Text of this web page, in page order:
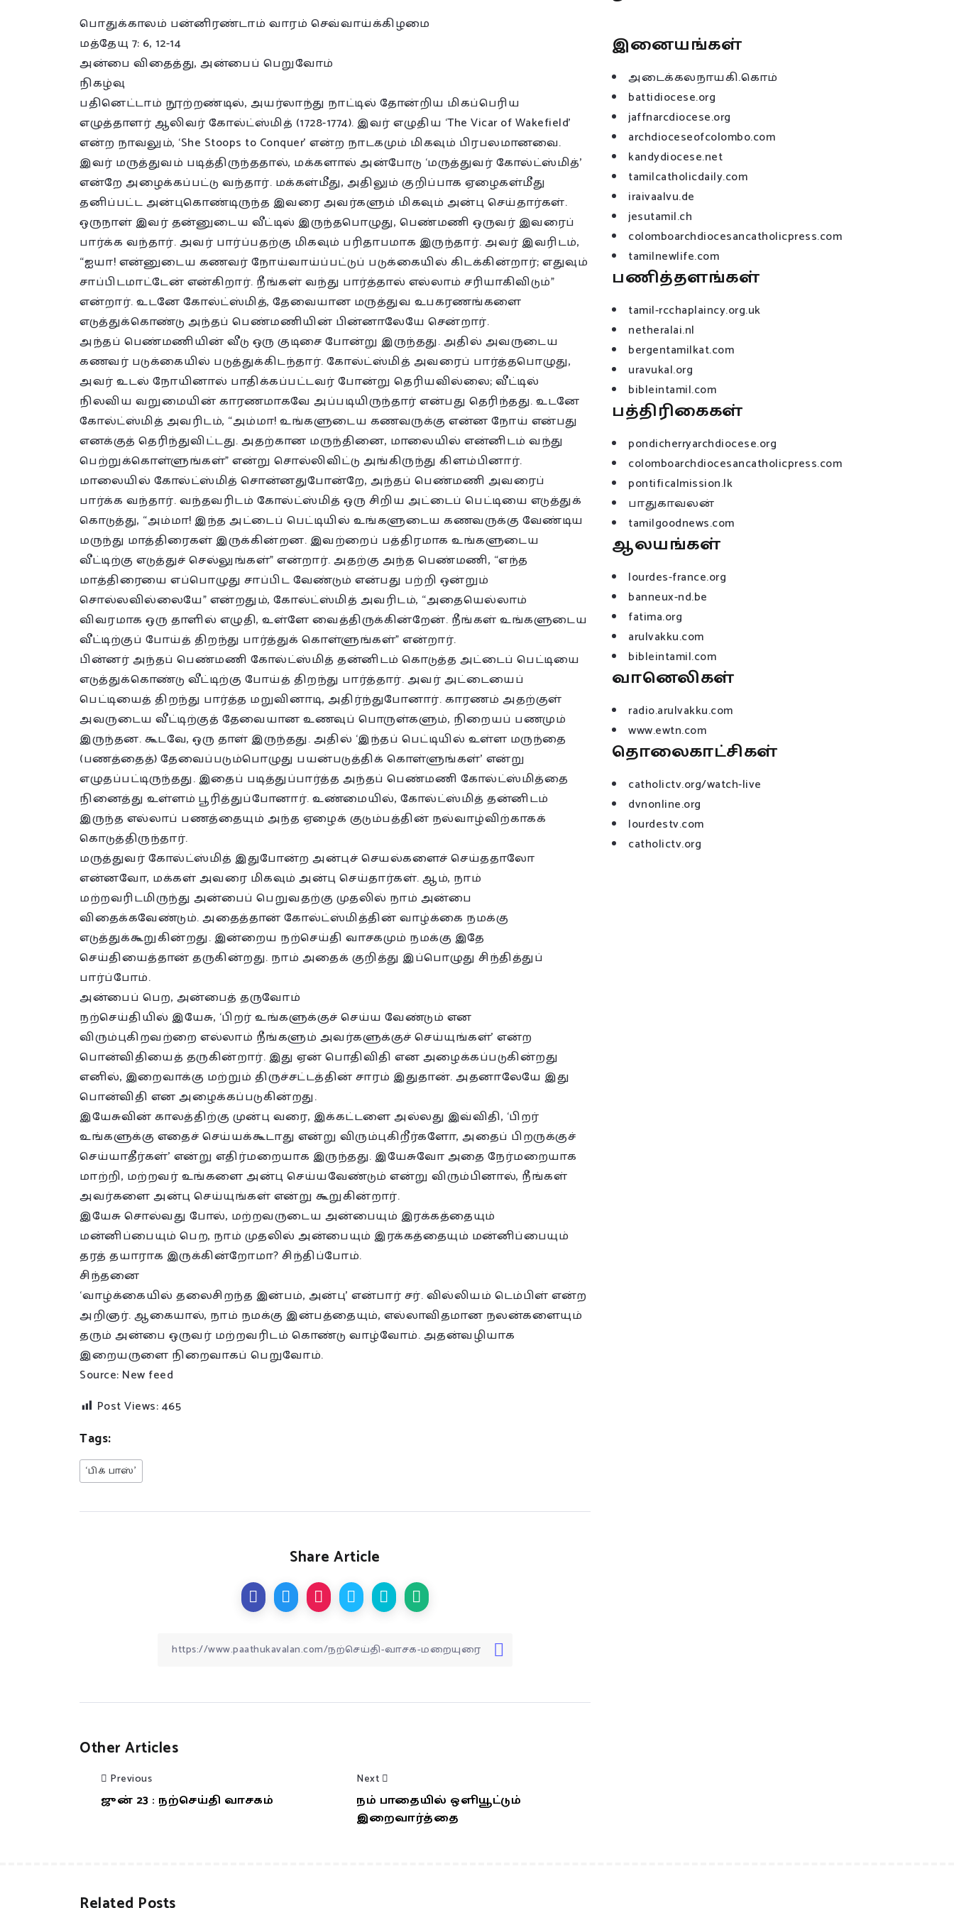
பொதுக்காலம் பன்னிரண்டாம் வாரம் செவ்வாய்க்கிழமை
மத்தேயு 7: 6, 12-14
அன்பை விதைத்து, அன்பைப் பெறுவோம்
நிகழ்வு
பதினெட்டாம் நூற்றண்டில், அயர்லாந்து நாட்டில் தோன்றிய மிகப்பெரிய
எழுத்தாளர் ஆலிவர் கோல்ட்ஸ்மித் (1728-1774). இவர் எழுதிய ‘The Vicar of Wakefield’
என்ற நாவலும், ‘She Stoops to Conquer’ என்ற நாடகமும் மிகவும் பிரபலமானவை.
இவர் மருத்துவம் படித்திருந்ததால், மக்களால் அன்போடு ‘மருத்துவர் கோல்ட்ஸ்மித்’
என்றே அழைக்கப்பட்டு வந்தார். மக்கள்மீது, அதிலும் குறிப்பாக ஏழைகள்மீது
தனிப்பட்ட அன்புகொண்டிருந்த இவரை அவர்களும் மிகவும் அன்பு செய்தார்கள்.
ஒருநாள் இவர் தன்னுடைய வீட்டில் இருந்தபொழுது, பெண்மணி ஒருவர் இவரைப்
பார்க்க வந்தார். அவர் பார்ப்பதற்கு மிகவும் பரிதாபமாக இருந்தார். அவர் இவரிடம்,
“ஐயா! என்னுடைய கணவர் நோய்வாய்ப்பட்டுப் படுக்கையில் கிடக்கின்றார்; எதுவும்
சாப்பிடமாட்டேன் என்கிறார். நீங்கள் வந்து பார்த்தால் எல்லாம் சரியாகிவிடும்”
என்றார். உடனே கோல்ட்ஸ்மித், தேவையான மருத்துவ உபகரணங்களை
எடுத்துக்கொண்டு அந்தப் பெண்மணியின் பின்னாலேயே சென்றார்.
அந்தப் பெண்மணியின் வீடு ஒரு குடிசை போன்று இருந்தது. அதில் அவருடைய
கணவர் படுக்கையில் படுத்துக்கிடந்தார். கோல்ட்ஸ்மித் அவரைப் பார்த்தபொழுது,
அவர் உடல் நோயினால் பாதிக்கப்பட்டவர் போன்று தெரியவில்லை; வீட்டில்
நிலவிய வறுமையின் காரணமாகவே அப்படியிருந்தார் என்பது தெரிந்தது. உடனே
கோல்ட்ஸ்மித் அவரிடம், “அம்மா! உங்களுடைய கணவருக்கு என்ன நோய் என்பது
எனக்குத் தெரிந்துவிட்டது. அதற்கான மருந்தினை, மாலையில் என்னிடம் வந்து
பெற்றுக்கொள்ளுங்கள்” என்று சொல்லிவிட்டு அங்கிருந்து கிளம்பினார்.
மாலையில் கோல்ட்ஸ்மித் சொன்னதுபோன்றே, அந்தப் பெண்மணி அவரைப்
பார்க்க வந்தார். வந்தவரிடம் கோல்ட்ஸ்மித் ஒரு சிறிய அட்டைப் பெட்டியை எடுத்துக்
கொடுத்து, “அம்மா! இந்த அட்டைப் பெட்டியில் உங்களுடைய கணவருக்கு வேண்டிய
மருந்து மாத்திரைகள் இருக்கின்றன. இவற்றைப் பத்திரமாக உங்களுடைய
வீட்டிற்கு எடுத்துச் செல்லுங்கள்” என்றார். அதற்கு அந்த பெண்மணி, “எந்த
மாத்திரையை எப்பொழுது சாப்பிட வேண்டும் என்பது பற்றி ஒன்றும்
சொல்லவில்லையே” என்றதும், கோல்ட்ஸ்மித் அவரிடம், “அதையெல்லாம்
விவரமாக ஒரு தாளில் எழுதி, உள்ளே வைத்திருக்கின்றேன். நீங்கள் உங்களுடைய
வீட்டிற்குப் போய்த் திறந்து பார்த்துக் கொள்ளுங்கள்” என்றார்.
பின்னர் அந்தப் பெண்மணி கோல்ட்ஸ்மித் தன்னிடம் கொடுத்த அட்டைப் பெட்டியை
எடுத்துக்கொண்டு வீட்டிற்கு போய்த் திறந்து பார்த்தார். அவர் அட்டையைப்
பெட்டியைத் திறந்து பார்த்த மறுவினாடி, அதிர்ந்துபோனார். காரணம் அதற்குள்
அவருடைய வீட்டிற்குத் தேவையான உணவுப் பொருள்களும், நிறையப் பணமும்
இருந்தன. கூடவே, ஒரு தாள் இருந்தது. அதில் ‘இந்தப் பெட்டியில் உள்ள மருந்தை
(பணத்தைத்) தேவைப்படும்பொழுது பயன்படுத்திக் கொள்ளுங்கள்’ என்று
எழுதப்பட்டிருந்தது. இதைப் படித்துப்பார்த்த அந்தப் பெண்மணி கோல்ட்ஸ்மித்தை
நினைத்து உள்ளம் பூரித்துப்போனார். உண்மையில், கோல்ட்ஸ்மித் தன்னிடம்
இருந்த எல்லாப் பணத்தையும் அந்த ஏழைக் குடும்பத்தின் நல்வாழ்விற்காகக்
கொடுத்திருந்தார்.
மருத்துவர் கோல்ட்ஸ்மித் இதுபோன்ற அன்புச் செயல்களைச் செய்ததாலோ
என்னவோ, மக்கள் அவரை மிகவும் அன்பு செய்தார்கள். ஆம், நாம்
மற்றவரிடமிருந்து அன்பைப் பெறுவதற்கு முதலில் நாம் அன்பை
விதைக்கவேண்டும். அதைத்தான் கோல்ட்ஸ்மித்தின் வாழ்க்கை நமக்கு
எடுத்துக்கூறுகின்றது. இன்றைய நற்செய்தி வாசகமும் நமக்கு இதே
செய்தியைத்தான் தருகின்றது. நாம் அதைக் குறித்து இப்பொழுது சிந்தித்துப்
பார்ப்போம்.
அன்பைப் பெற, அன்பைத் தருவோம்
நற்செய்தியில் இயேசு, ‘பிறர் உங்களுக்குச் செய்ய வேண்டும் என
விரும்புகிறவற்றை எல்லாம் நீங்களும் அவர்களுக்குச் செய்யுங்கள்’ என்ற
பொன்விதியைத் தருகின்றார். இது ஏன் பொதிவிதி என அழைக்கப்படுகின்றது
எனில், இறைவாக்கு மற்றும் திருச்சட்டத்தின் சாரம் இதுதான். அதனாலேயே இது
பொன்விதி என அழைக்கப்படுகின்றது.
இயேசுவின் காலத்திற்கு முன்பு வரை, இக்கட்டளை அல்லது இவ்விதி, ‘பிறர்
உங்களுக்கு எதைச் செய்யக்கூடாது என்று விரும்புகிறீர்களோ, அதைப் பிறருக்குச்
செய்யாதீர்கள்’ என்று எதிர்மறையாக இருந்தது. இயேசுவோ அதை நேர்மறையாக
மாற்றி, மற்றவர் உங்களை அன்பு செய்யவேண்டும் என்று விரும்பினால், நீங்கள்
அவர்களை அன்பு செய்யுங்கள் என்று கூறுகின்றார்.
இயேசு சொல்வது போல், மற்றவருடைய அன்பையும் இரக்கத்தையும்
மன்னிப்பையும் பெற, நாம் முதலில் அன்பையும் இரக்கத்தையும் மன்னிப்பையும்
தரத் தயாராக இருக்கின்றோமா? சிந்திப்போம்.
சிந்தனை
‘வாழ்க்கையில் தலைசிறந்த இன்பம், அன்பு’ என்பார் சர். வில்லியம் டெம்பிள் என்ற
அறிஞர். ஆகையால், நாம் நமக்கு இன்பத்தையும், எல்லாவிதமான நலன்களையும்
தரும் அன்பை ஒருவர் மற்றவரிடம் கொண்டு வாழ்வோம். அதன்வழியாக
இறையருளை நிறைவாகப் பெறுவோம்.
Source: New feed
Post Views:465
Tags:
‘பிக் பாஸ்’
Share Article
Other Articles
Previous
ஜுன் 23 : நற்செய்தி வாசகம்
Next
நம் பாதையில் ஒளியூட்டும்
இறைவார்த்தை
இனையங்கள்
அடைக்கலநாயகி.கொம்
battidiocese.org
jaffnarcdiocese.org
archdioceseofcolombo.com
kandydiocese.net
tamilcatholicdaily.com
iraivaalvu.de
jesutamil.ch
colomboarchdiocesancatholicpress.com
tamilnewlife.com
பணித்தளங்கள்
tamil-rcchaplaincy.org.uk
netheralai.nl
bergentamilkat.com
uravukal.org
bibleintamil.com
பத்திரிகைகள்
pondicherryarchdiocese.org
colomboarchdiocesancatholicpress.com
pontificalmission.lk
பாதுகாவலன்
tamilgoodnews.com
ஆலயங்கள்
lourdes-france.org
banneux-nd.be
fatima.org
arulvakku.com
bibleintamil.com
வானெலிகள்
radio.arulvakku.com
www.ewtn.com
தொலைகாட்சிகள்
catholictv.org/watch-live
dvnonline.org
lourdestv.com
catholictv.org